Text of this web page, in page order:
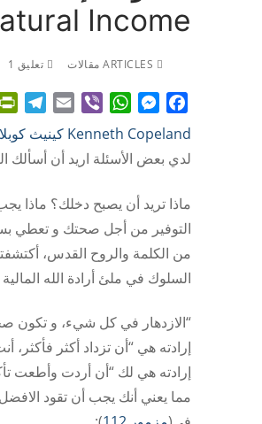
Income
تعليق 1
Facebook
Messenger
WhatsApp
Viber
Email
Kenneth Copeland كينيث كوبلاند
لدي بعض الأسئلة اريد أن أسألك
ماذا تريد أن يصبح دخلك؟ ماذا
التوفير من أجل صحتك و
من الكلمة والروح القدس،
السلوك في ملئ أرادة الله
“الازدهار في كل شيء، و تكون
إرادته هي “أن تزداد أكثر فأكثر،
إرادته هي لك “أن أردت وأطعت
مما يعني أنك يجب أن تقود